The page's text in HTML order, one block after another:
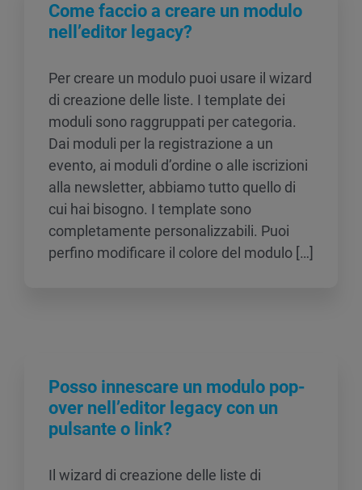
Come faccio a creare un modulo
nell’editor legacy?
Per creare un modulo puoi usare il wizard
di creazione delle liste. I template dei
moduli sono raggruppati per categoria.
Dai moduli per la registrazione a un
evento, ai moduli d’ordine o alle iscrizioni
alla newsletter, abbiamo tutto quello di
cui hai bisogno. I template sono
completamente personalizzabili. Puoi
perfino modificare il colore del modulo […]
Posso innescare un modulo pop-
over nell’editor legacy con un
pulsante o link?
Il wizard di creazione delle liste di